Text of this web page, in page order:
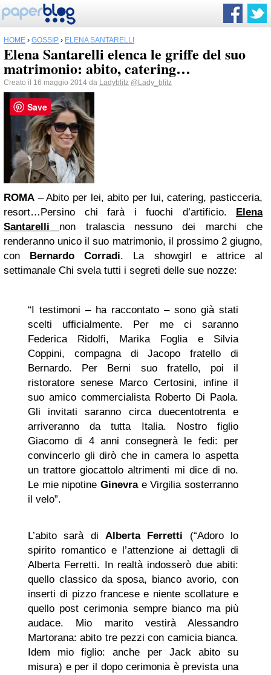
HOME › GOSSIP › ELENA SANTARELLI
Elena Santarelli elenca le griffe del suo
matrimonio: abito, catering…
Creato il 16 maggio 2014 da Ladyblitz @Lady_blitz
ROMA – Abito per lei, abito per lui, catering, pasticceria,
resort…Persino chi farà i fuochi d’artificio. Elena
Santarelli
non tralascia nessuno dei marchi che
renderanno unico il suo matrimonio, il prossimo 2 giugno,
con Bernardo Corradi. La showgirl e attrice al
settimanale Chi svela tutti i segreti delle sue nozze:
“I testimoni – ha raccontato – sono già stati
scelti ufficialmente. Per me ci saranno
Federica Ridolfi, Marika Foglia e Silvia
Coppini, compagna di Jacopo fratello di
Bernardo. Per Berni suo fratello, poi il
ristoratore senese Marco Certosini, infine il
suo amico commercialista Roberto Di Paola.
Gli invitati saranno circa duecentotrenta e
arriveranno da tutta Italia. Nostro figlio
Giacomo di 4 anni consegnerà le fedi: per
convincerlo gli dirò che in camera lo aspetta
un trattore giocattolo altrimenti mi dice di no.
Le mie nipotine Ginevrae Virgilia sosterranno
il velo”.
L’abito sarà di Alberta Ferretti (“Adoro lo
spirito romantico e l’attenzione ai dettagli di
Alberta Ferretti. In realtà indosserò due abiti:
quello classico da sposa, bianco avorio, con
inserti di pizzo francese e niente scollature e
quello post cerimonia sempre bianco ma più
audace. Mio marito vestirà Alessandro
Martorana: abito tre pezzi con camicia bianca.
Idem mio figlio: anche per Jack abito su
misura) e per il dopo cerimonia è prevista una
Save